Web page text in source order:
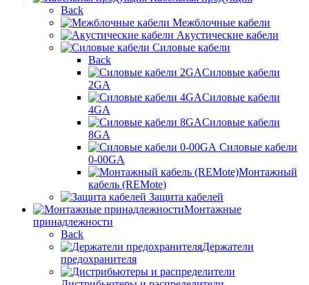
Back
Межблочные кабели
Акустические кабели
Силовые кабели
Back
Силовые кабели
2GA
Силовые кабели
4GA
Силовые кабели
8GA
Силовые кабели
0-00GA
Монтажный
кабель (REMote)
Защита кабелей
Монтажные
принадлежности
Back
Держатели
предохранителя